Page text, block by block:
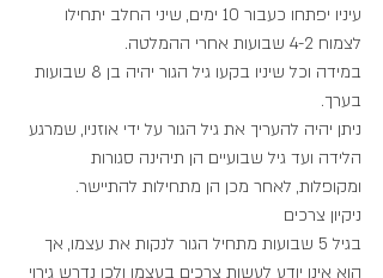
עיניו יפתחו כעבור 10 ימים, שיני החלב יתחילו
לצמוח 4-2 שבועות אחרי ההמלטה.
במידה וכל שיניו בקעו גיל הגור יהיה בן 8 שבועות
בערך.
ניתן יהיה להעריך את גיל הגור על ידי אוזניו, שמרגע
הלידה ועד גיל שבועיים הן תיהינה סגורות
ומקופלות, לאחר מכן הן מתחילות להתיישר.
ניקיון צרכים
בגיל 5 שבועות מתחיל הגור לנקות את עצמו, אך
הוא אינו יודע לעשות צרכים בעצמו ולכן נדרש גירוי